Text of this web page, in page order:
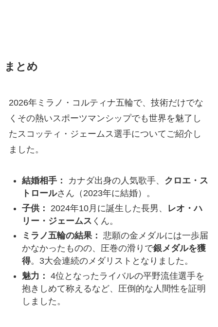
まとめ
2026年ミラノ・コルティナ五輪で、技術だけでな
くその熱いスポーツマンシップでも世界を魅了し
たスコッティ・ジェームス選手についてご紹介し
ました。
結婚相手： カナダ出身の人気歌手、 クロエ・ス
トロールさん（2023年に結婚）。
子供：
2024年10月に誕生した長男、
レオ・ハ
リー・ジェームス くん。
ミラノ五輪の結果： 悲願の金メダルには一歩届
かなかったものの、圧巻の滑りで銀メダルを獲
得。3大会連続のメダリストとなりました。
魅力： 4位となったライバルの平野流佳選手を
抱きしめて称えるなど、圧倒的な人間性を証明
しました。